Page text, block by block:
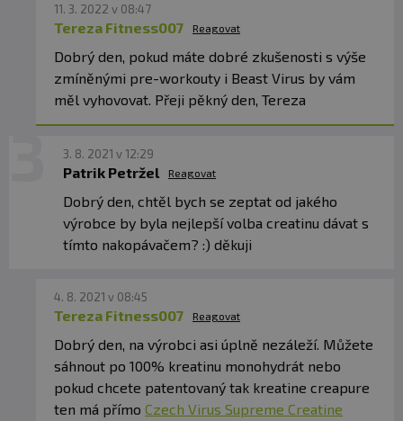
11. 3. 2022 v 08:47
Tereza Fitness007 Reagovat
Dobrý den, pokud máte dobré zkušenosti s výše
zmíněnými pre-workouty i Beast Virus by vám
měl vyhovovat. Přeji pěkný den, Tereza
3. 8. 2021 v 12:29
Patrik Petržel Reagovat
Dobrý den, chtěl bych se zeptat od jakého
výrobce by byla nejlepší volba creatinu dávat s
tímto nakopávačem? :) děkuji
4. 8. 2021 v 08:45
Tereza Fitness007 Reagovat
Dobrý den, na výrobci asi úplně nezáleží. Můžete
sáhnout po 100% kreatinu monohydrát nebo
pokud chcete patentovaný tak kreatine creapure
ten má přímo Czech Virus Supreme Creatine